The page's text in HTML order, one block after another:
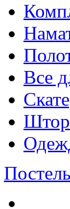
Все